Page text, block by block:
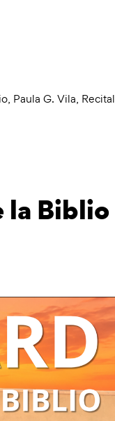
, Paula G. Vila, Recital
la Biblio